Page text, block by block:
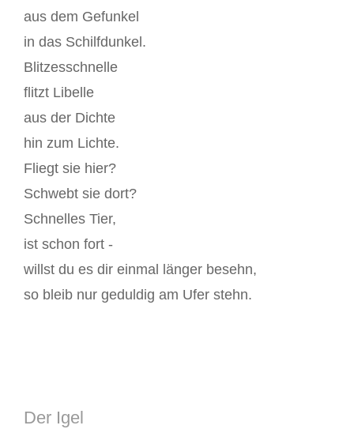
aus dem Gefunkel
in das Schilfdunkel.
Blitzesschnelle
flitzt Libelle
aus der Dichte
hin zum Lichte.
Fliegt sie hier?
Schwebt sie dort?
Schnelles Tier,
ist schon fort -
willst du es dir einmal länger besehn,
so bleib nur geduldig am Ufer stehn.
Der Igel